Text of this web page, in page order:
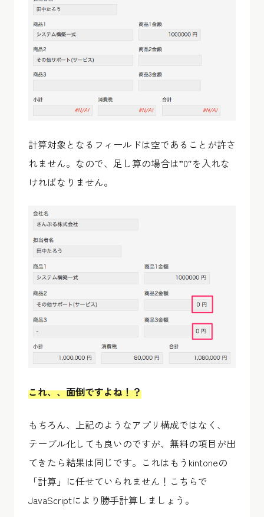
計算対象となるフィールドは空であることが許さ
れません。なので、足し算の場合は”0″を入れな
ければなりません。
これ、、面倒ですよね！？
もちろん、上記のようなアプリ構成ではなく、
テーブル化しても良いのですが、無料の項目が出
てきたら結果は同じです。これはもうkintoneの
「計算」に任せていられません！こちらで
JavaScriptにより勝手計算しましょう。